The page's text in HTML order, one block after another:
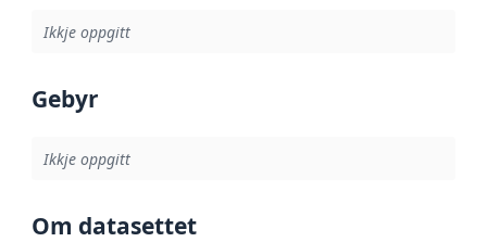
Ikkje oppgitt
Gebyr
Ikkje oppgitt
Om datasettet